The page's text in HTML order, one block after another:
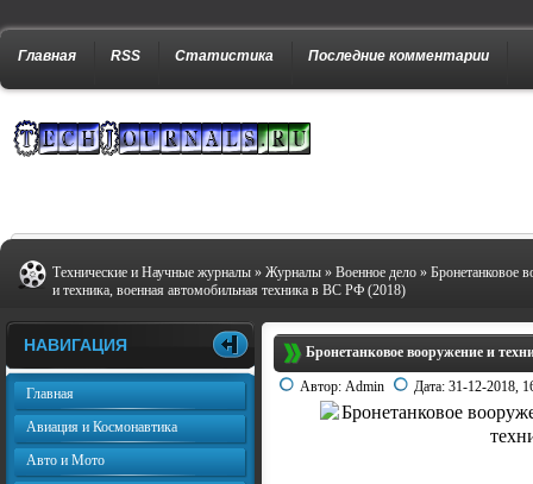
Главная RSS Статистика Последние комментарии
Технические и Научные журналы » Журналы » Военное дело » Бронетанковое
и техника, военная автомобильная техника в ВС РФ (2018)
Бронетанковое вооружение и
Автор: Admin Дата: 31-12-2018,
НАВИГАЦИЯ
Главная
Авиация и Космонавтика
Авто и Мото